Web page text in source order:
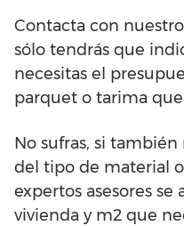
Contacta con
sólo tendrás que
necesitas el
parquet o tarima
No sufras, si
del tipo de material
expertos asesores se
vivienda y m2 que